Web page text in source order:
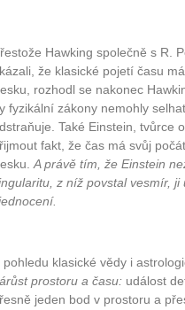
Hawking společně s R.
že klasické pojetí času
rozhodl se nakonec
fyzikální zákony nemohly
Také Einstein, tvůrce
fakt, že čas má svůj
A právě tím, že Einstein
z níž povstal vesmír,
pohledu klasické vědy i
prostoru a času: událost
jeden bod v prostoru a